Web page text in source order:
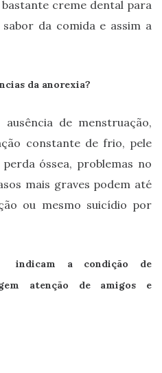
creme dental para
da comida e assim a
da anorexia?
ausência de menstruação,
constante de frio, pele
óssea, problemas no
mais graves podem até
ou mesmo suicídio por
indicam a condição de
atenção de amigos e